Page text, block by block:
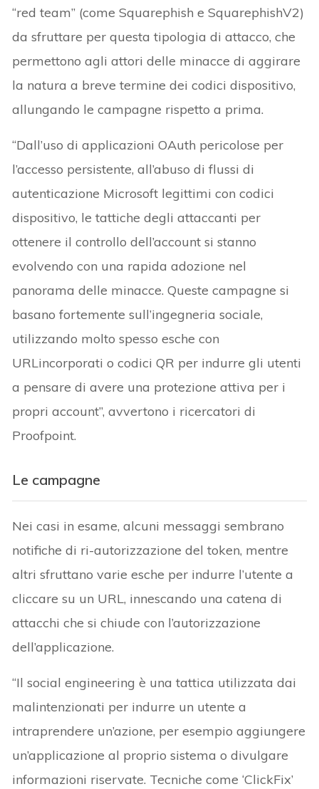
“red team” (come Squarephish e SquarephishV2)
da sfruttare per questa tipologia di attacco, che
permettono agli attori delle minacce di aggirare
la natura a breve termine dei codici dispositivo,
allungando le campagne rispetto a prima.
“Dall’uso di applicazioni OAuth pericolose per
l’accesso persistente, all’abuso di flussi di
autenticazione Microsoft legittimi con codici
dispositivo, le tattiche degli attaccanti per
ottenere il controllo dell’account si stanno
evolvendo con una rapida adozione nel
panorama delle minacce. Queste campagne si
basano fortemente sull’ingegneria sociale,
utilizzando molto spesso esche con
URLincorporati o codici QR per indurre gli utenti
a pensare di avere una protezione attiva per i
propri account”, avvertono i ricercatori di
Proofpoint.
Le campagne
Nei casi in esame, alcuni messaggi sembrano
notifiche di ri-autorizzazione del token, mentre
altri sfruttano varie esche per indurre l’utente a
cliccare su un URL, innescando una catena di
attacchi che si chiude con l’autorizzazione
dell’applicazione.
“Il social engineering è una tattica utilizzata dai
malintenzionati per indurre un utente a
intraprendere un’azione, per esempio aggiungere
un’applicazione al proprio sistema o divulgare
informazioni riservate. Tecniche come ‘ClickFix’